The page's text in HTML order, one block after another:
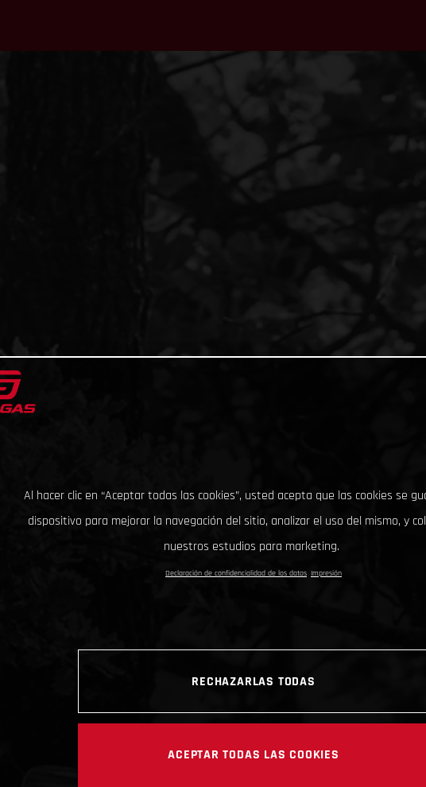
Al hacer clic en “Aceptar todas las cookies”, usted acepta que las cookies se
dispositivo para mejorar la navegación del sitio, analizar el uso del mismo, y
nuestros estudios para marketing.
Declaración de confidencialidad de los datos Impresión
RECHAZARLAS TODAS
ACEPTAR TODAS LAS COOKIES